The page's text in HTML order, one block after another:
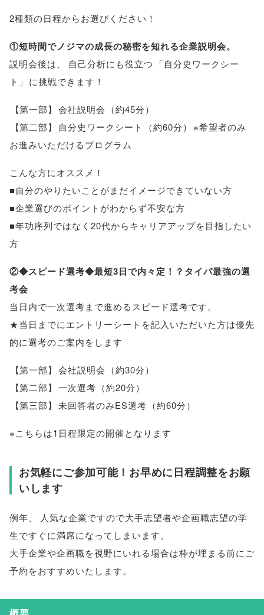
2種類の日程からお選びください！
①短時間でノジマの成長の秘密を知れる企業説明会。
説明会後は、 自己分析にも役立つ 「自分史ワークシー
ト 」 に挑戦できます！
【第一部】 会社説明会 （約45分）
【第二部】 自分史ワークシート （約60分） ※希望者のみ
お進みいただけるプログラム
こんな方にオススメ！
■自分のやりたいことがまだイメージできていない方
■企業選びのポイントがわからず不安な方
■年功序列ではなく20代からキャリアアップを目指したい
方
②◆スピード選考◆最短3日で内々定！？タイパ最強の選
考会
当日内で一次選考まで進めるスピード選考です。
★当日までにエントリーシートを記入いただいた方は優先
的に選考のご案内をします
【第一部】 会社説明会 （約30分）
【第二部】 一次選考 （約20分）
【第三部】 未回答者のみES選考 （約60分）
※こちらは1日程限定の開催となります
お気軽にご参加可能！お早めに日程調整をお願
いします
例年
人気な企業ですので大手志望者や企画職志望の学
生ですぐに満席になってしまいます。
大手企業や企画職を視野にいれる場合は枠が埋まる前にご
予約をおすすめいたします。